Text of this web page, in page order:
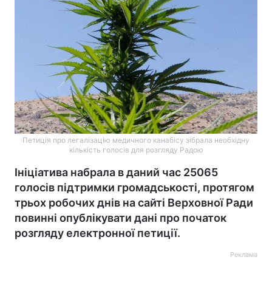
Петиція про легалізацію медичного канабісу зібрала необхідну
кількість голосів для розгляду Радою
Ініціатива набрала в даний час 25065
голосів підтримки громадськості, протягом
трьох робочих днів на сайті Верховної Ради
повинні опублікувати дані про початок
розгляду електронної петиції.
Реклама